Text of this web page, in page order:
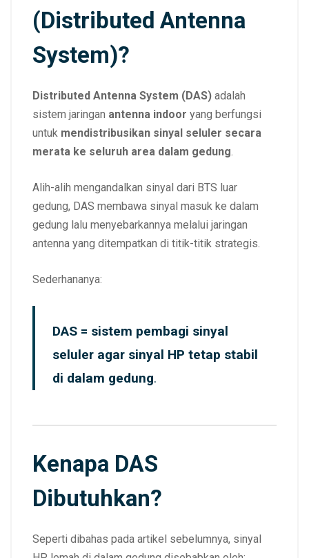
(Distributed Antenna
System)?
Distributed Antenna System (DAS) adalah
sistem jaringan antenna indoor yang berfungsi
untuk mendistribusikan sinyal seluler secara
merata ke seluruh area dalam gedung.
Alih-alih mengandalkan sinyal dari BTS luar
gedung, DAS membawa sinyal masuk ke dalam
gedung lalu menyebarkannya melalui jaringan
antenna yang ditempatkan di titik-titik strategis.
Sederhananya:
DAS = sistem pembagi sinyal
seluler agar sinyal HP tetap stabil
di dalam gedung.
Kenapa DAS
Dibutuhkan?
Seperti dibahas pada artikel sebelumnya, sinyal